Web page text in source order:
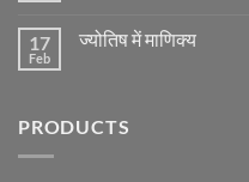
विचार
ज्योतिष
रुद्राक्ष
17
Feb
ज्योतिष में माणिक्य
में
PRODUCTS